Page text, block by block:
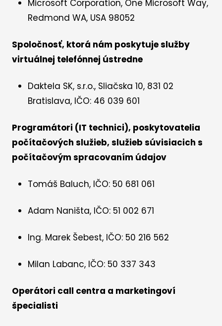
Microsoft Corporation, One Microsoft Way,
Redmond WA, USA 98052
Spoločnosť, ktorá nám poskytuje služby
virtuálnej telefónnej ústredne
Daktela SK, s.r.o., Sliačska 10, 831 02
Bratislava, IČO: 46 039 601
Programátori (IT technici), poskytovatelia
počítačových služieb, služieb súvisiacich s
počítačovým spracovaním údajov
Tomáš Baluch, IČO: 50 681 061
Adam Naništa, IČO: 51 002 671
Ing. Marek Šebest, IČO: 50 216 562
Milan Labanc, IČO: 50 337 343
Operátori call centra a marketingoví
špecialisti